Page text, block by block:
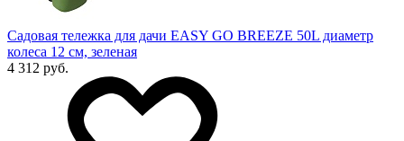
Садовая тележка для дачи EASY GO BREEZE 50L диаметр
колеса 12 см, зеленая
4 312 руб.